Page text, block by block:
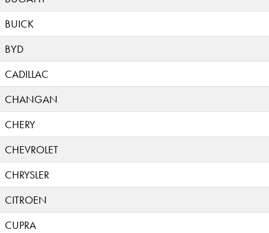
BUICK
BYD
CADILLAC
CHANGAN
CHERY
CHEVROLET
CHRYSLER
CITROEN
CUPRA